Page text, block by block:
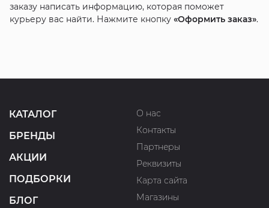
заказу написать информацию, которая поможет
курьеру вас найти. Нажмите кнопку «Оформить заказ».
КАТАЛОГ
БРЕНДЫ
АКЦИИ
ПОДБОРКИ
БЛОГ
О нас
Контакты
Партнеры
Реквизиты
Карта сайта
Магазины